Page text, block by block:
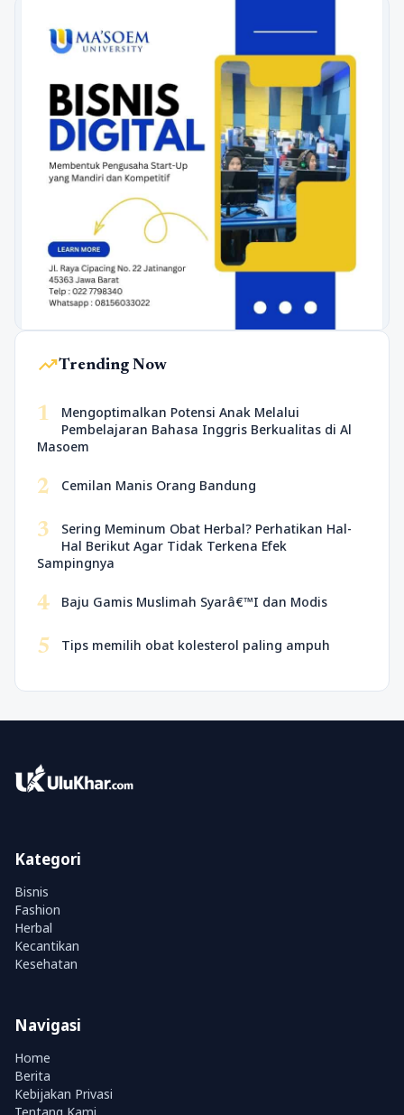
trending_upTrending Now
1
Mengoptimalkan Potensi Anak Melalui
Pembelajaran Bahasa Inggris Berkualitas di Al
Masoem
2 Cemilan Manis Orang Bandung
3
Sering Meminum Obat Herbal? Perhatikan Hal-
Hal Berikut Agar Tidak Terkena Efek
Sampingnya
4 Baju Gamis Muslimah Syarâ€™I dan Modis
5 Tips memilih obat kolesterol paling ampuh
Kategori
Bisnis
Fashion
Herbal
Kecantikan
Kesehatan
Navigasi
Home
Berita
Kebijakan Privasi